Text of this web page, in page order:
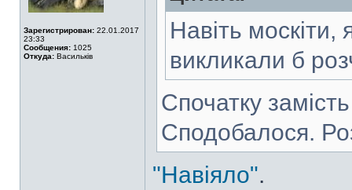
Зарегистрирован: 22.01.2017
23:33
Сообщения: 1025
Откуда: Васильків
Навіть москіти,
викликали б
Спочатку
Сподобалося.
"Навіяло".